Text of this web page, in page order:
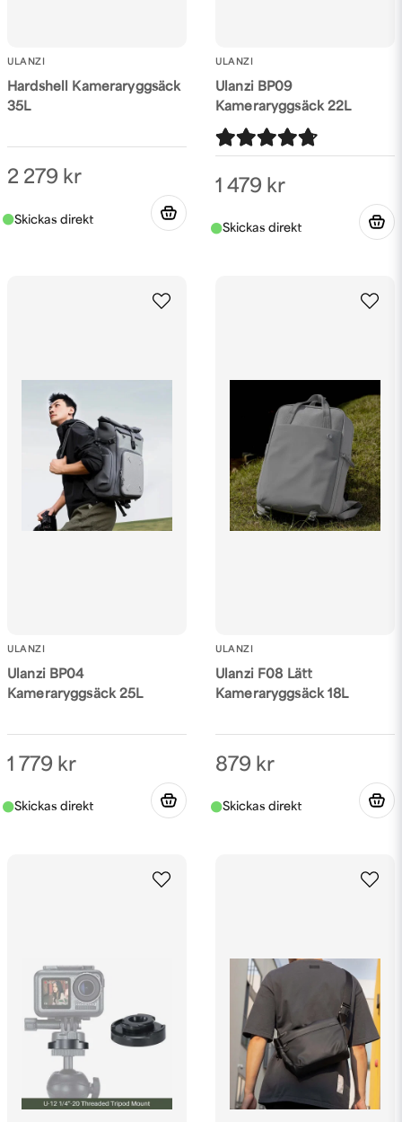
ULANZI
Hardshell Kameraryggsäck
35L
2 279 kr
ULANZI
Ulanzi BP09
Kameraryggsäck 22L
1 479 kr
ULANZI
Ulanzi BP04
Kameraryggsäck 25L
1 779 kr
ULANZI
Ulanzi F08 Lätt
Kameraryggsäck 18L
879 kr